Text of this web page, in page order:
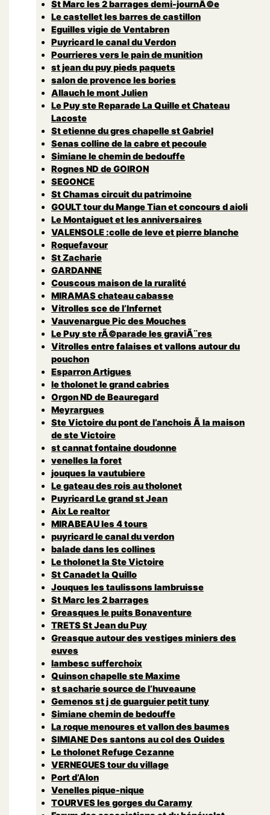
St Marc les 2 barrages demi-journÃ©e
Le castellet les barres de castillon
Eguilles vigie de Ventabren
Puyricard le canal du Verdon
Pourrieres vers le pain de munition
st jean du puy pieds paquets
salon de provence les bories
Allauch le mont Julien
Le Puy ste Reparade La Quille et Chateau
Lacoste
St etienne du gres chapelle st Gabriel
Senas colline de la cabre et pecoule
Simiane le chemin de bedouffe
Rognes ND de GOIRON
SEGONCE
St Chamas circuit du patrimoine
GOULT tour du Mange Tian et concours d aioli
Le Montaiguet et les anniversaires
VALENSOLE :colle de leve et pierre blanche
Roquefavour
St Zacharie
GARDANNE
Couscous maison de la ruralité
MIRAMAS chateau cabasse
Vitrolles sce de l’Infernet
Vauvenargue Pic des Mouches
Le Puy ste rÃ©parade les graviÃ¨res
Vitrolles entre falaises et vallons autour du
pouchon
Esparron Artigues
le tholonet le grand cabries
Orgon ND de Beauregard
Meyrargues
Ste Victoire du pont de l’anchois Ã la maison
de ste Victoire
st cannat fontaine doudonne
venelles la foret
jouques la vautubiere
Le gateau des rois au tholonet
Puyricard Le grand st Jean
Aix Le realtor
MIRABEAU les 4 tours
puyricard le canal du verdon
balade dans les collines
Le tholonet la Ste Victoire
St Canadet la Quillo
Jouques les taulissons lambruisse
St Marc les 2 barrages
Greasques le puits Bonaventure
TRETS St Jean du Puy
Greasque autour des vestiges miniers des
euves
lambesc sufferchoix
Quinson chapelle ste Maxime
st sacharie source de l’huveaune
Gemenos st j de guarguier petit tuny
Simiane chemin de bedouffe
La roque menoures et vallon des baumes
SIMIANE Des santons au col des Ouides
Le tholonet Refuge Cezanne
VERNEGUES tour du village
Port d’Alon
Venelles pique-nique
TOURVES les gorges du Caramy